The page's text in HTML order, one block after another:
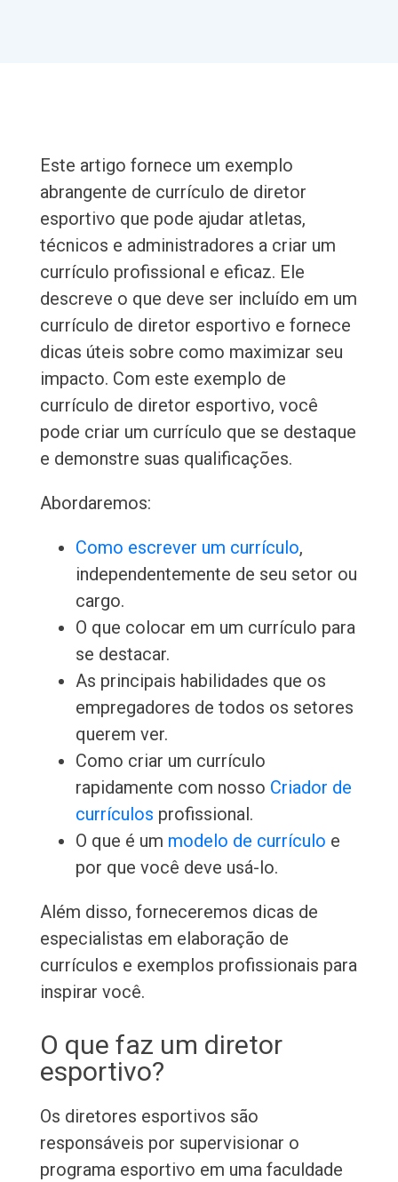
Este artigo fornece um exemplo
abrangente de currículo de diretor
esportivo que pode ajudar atletas,
técnicos e administradores a criar um
currículo profissional e eficaz. Ele
descreve o que deve ser incluído em um
currículo de diretor esportivo e fornece
dicas úteis sobre como maximizar seu
impacto. Com este exemplo de
currículo de diretor esportivo, você
pode criar um currículo que se destaque
e demonstre suas qualificações.
Abordaremos:
Como escrever um currículo,
independentemente de seu setor ou
cargo.
O que colocar em um currículo para
se destacar.
As principais habilidades que os
empregadores de todos os setores
querem ver.
Como criar um currículo
rapidamente com nosso Criador de
currículos profissional.
O que é um modelo de currículo e
por que você deve usá-lo.
Além disso, forneceremos dicas de
especialistas em elaboração de
currículos e exemplos profissionais para
inspirar você.
O que faz um diretor
esportivo?
Os diretores esportivos são
responsáveis por supervisionar o
programa esportivo em uma faculdade